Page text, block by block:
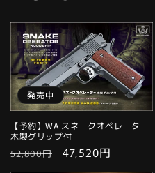
発売中
【予約】WA スネークオペレーター
木製グリップ付
通
52,800円
セ
47,520円